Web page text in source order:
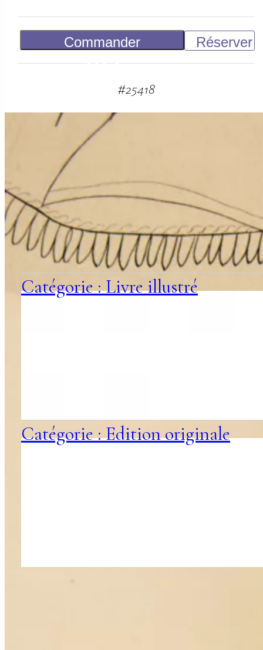
Commander
Réserver
#25418
suggestions
associées
Catégorie : Livre illustré
Catégorie : Edition originale